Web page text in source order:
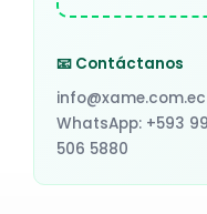
📧 Contáctanos
info@xame.com.ec
WhatsApp: +593 99
506 5880